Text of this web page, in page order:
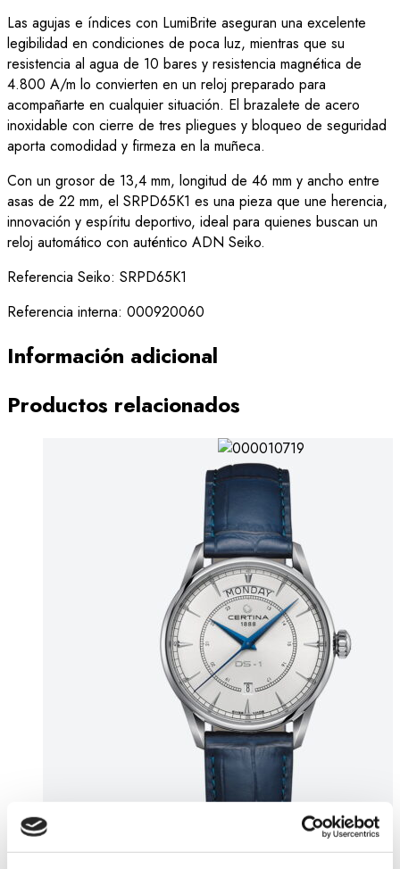
Las agujas e índices con LumiBrite aseguran una excelente
legibilidad en condiciones de poca luz, mientras que su
resistencia al agua de 10 bares y resistencia magnética de
4.800 A/m lo convierten en un reloj preparado para
acompañarte en cualquier situación. El brazalete de acero
inoxidable con cierre de tres pliegues y bloqueo de seguridad
aporta comodidad y firmeza en la muñeca.
Con un grosor de 13,4 mm, longitud de 46 mm y ancho entre
asas de 22 mm, el SRPD65K1 es una pieza que une herencia,
innovación y espíritu deportivo, ideal para quienes buscan un
reloj automático con auténtico ADN Seiko.
Referencia Seiko: SRPD65K1
Referencia interna: 000920060
Información adicional
Productos relacionados